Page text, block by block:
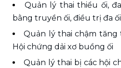
Quản lý thai thiểu ối,
bằng truyền ối, điều trị đa
Quản lý thai chậm
Hội chứng dải xơ buồng ối
Quản lý thai bị các hội